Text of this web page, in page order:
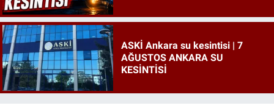
ASKİ Ankara su kesintisi | 7
AĞUSTOS ANKARA SU
KESİNTİSİ